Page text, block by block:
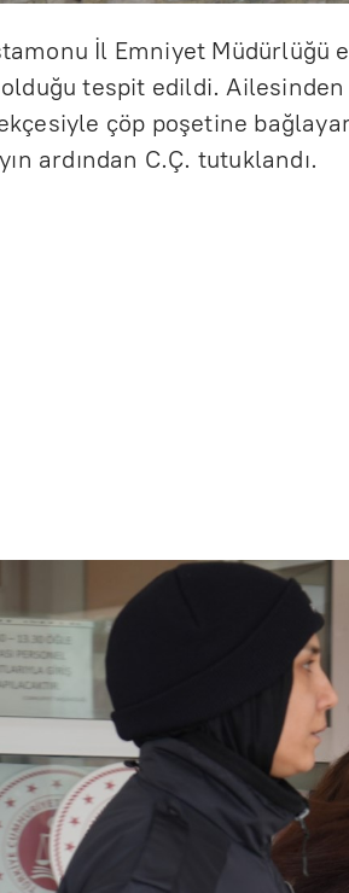
İl Emniyet
tespit edildi.
çöp poşetine
ardından C.Ç. tutuklandı.